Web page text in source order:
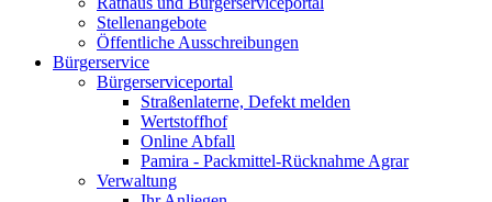
Stellenangebote
Öffentliche Ausschreibungen
Bürgerservice
Bürgerserviceportal
Straßenlaterne, Defekt melden
Wertstoffhof
Online Abfall
Pamira - Packmittel-Rücknahme Agrar
Verwaltung